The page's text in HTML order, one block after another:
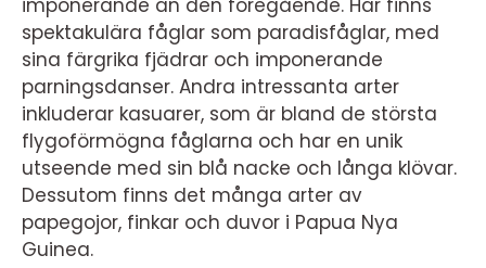
spektakulära fåglar som paradisfåglar, med
sina färgrika fjädrar och imponerande
parningsdanser. Andra intressanta arter
inkluderar kasuarer, som är bland de största
flygoförmögna fåglarna och har en unik
utseende med sin blå nacke och långa klövar.
Dessutom finns det många arter av
papegojor, finkar och duvor i Papua Nya
Guinea.